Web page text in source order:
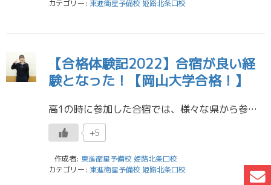
カテゴリー: 東進衛星予備校 姫路北条口校
【合格体験記2022】合宿が良い経
験となった！【岡山大学合格！】
高1の時に参加した合宿では、様々な県から参加している人達と勉強できたことが印象に残っています。互いに教えあったり、刺激しあったりと良い経験になりました。 ※合宿は校舎独自のイベントです 東進衛星予備校 姫路北条口校
+5
作成者: 東進衛星予備校 姫路北条口校
カテゴリー: 東進衛星予備校 姫路北条口校